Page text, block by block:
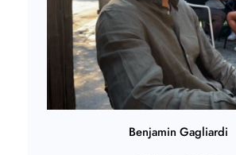
Benjamin Gagliardi